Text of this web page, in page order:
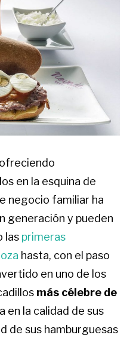
en la esquina de
negocio familiar ha
generación y pueden
las primeras
hasta, con el paso
en uno de los
más célebre de
en la calidad de sus
de sus hamburguesas